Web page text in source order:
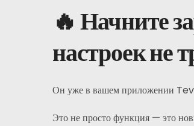
Новости
Зарегистрироваться
Русский
🔥 Начните
настроек не
Он уже в вашем приложении
Это не просто функция — это